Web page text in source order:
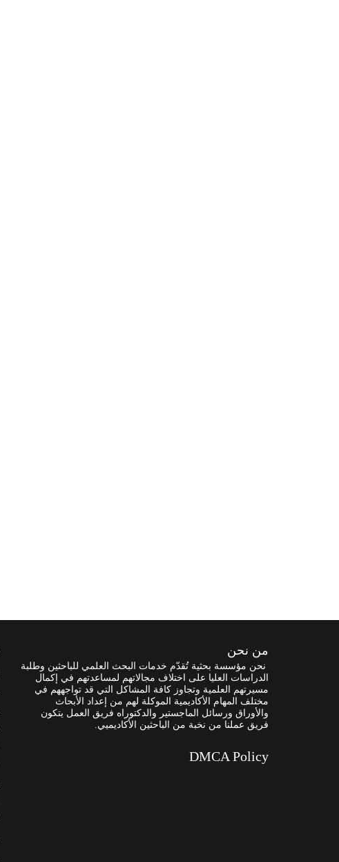
من نحن
نحن مؤسسة بحثية تُقدّم خدمات البحث العلمي للباحثين وطلبة
الدراسات العليا على اختلاف مجالاتهم لمساعدتهم في إكمال
مسيرتهم العلمية وتجاوز كافة المشاكل التي قد تواجههم في
مختلف المهام الأكاديمية الموكلة لهم من إعداد الأبحاث
والأوراق ورسائل الماجستير والدكتوراه فريق العمل يتكون
فريق عملنا من نخبة من الباحثين الأكاديميي.
DMCA Policy